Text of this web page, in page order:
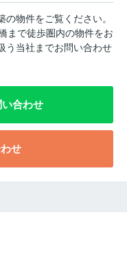
物件をご覧ください。
まで徒歩圏内の物件をお
う当社までお問い合わせ
合わせ
せ